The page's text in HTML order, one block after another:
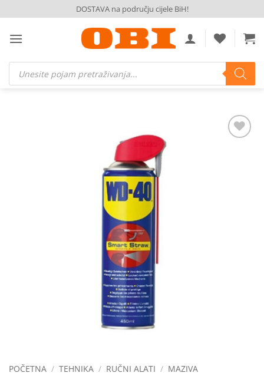
to
content
DOSTAVA na području cijele BiH!
Products
search
POČETNA / TEHNIKA / RUČNI ALATI / MAZIVA